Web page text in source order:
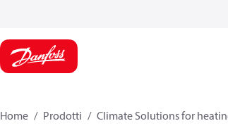
Home Prodotti Climate Solutions for